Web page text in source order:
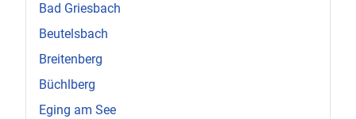
Bad Griesbach
Beutelsbach
Breitenberg
Büchlberg
Eging am See